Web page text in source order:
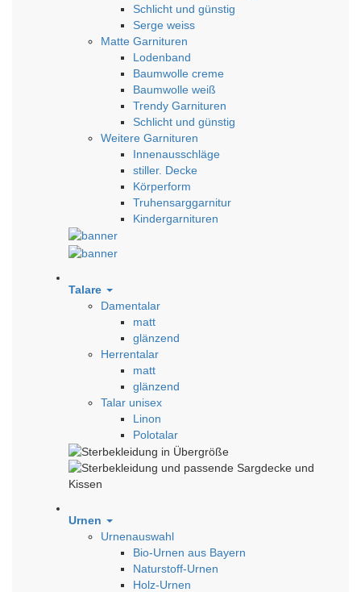
Schlicht und günstig
Serge weiss
Matte Garnituren
Lodenband
Baumwolle creme
Baumwolle weiß
Trendy Garnituren
Schlicht und günstig
Weitere Garnituren
Innenausschläge
stiller. Decke
Körperform
Truhensarggarnitur
Kindergarnituren
Talare
Damentalar
matt
glänzend
Herrentalar
matt
glänzend
Talar unisex
Linon
Polotalar
Urnen
Urnenauswahl
Bio-Urnen aus Bayern
Naturstoff-Urnen
Holz-Urnen